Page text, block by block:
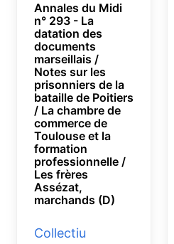
Annales du Midi
n° 293 - La
datation des
documents
marseillais /
Notes sur les
prisonniers de la
bataille de Poitiers
/ La chambre de
commerce de
Toulouse et la
formation
professionnelle /
Les frères
Assézat,
marchands (D)
Collectiu